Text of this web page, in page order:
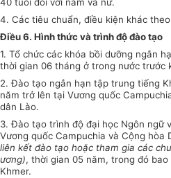
4. Các tiêu chuẩn, điều kiện khác
Điều 6. Hình thức và trình độ đào tạo
1. Tổ chức các khóa bồi dưỡng ngắn
thời gian 06 tháng ở trong nước trước
2. Đào tạo ngắn hạn tập trung tiếng
năm trở lên tại Vương quốc
dân Lào.
3. Đào tạo trình độ đại học Ngôn ngữ
Vương quốc Campuchia và Cộng hòa
liên kết đào tạo hoặc tham gia các
ương), thời gian 05 năm, trong đó
Khmer.